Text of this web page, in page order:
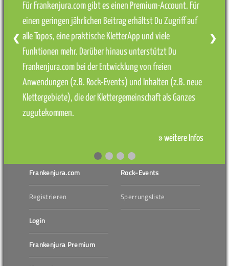
Für Frankenjura.com gibt es einen Premium-Account. Für
einen geringen jährlichen Beitrag erhältst Du Zugriff auf
alle Topos, eine praktische KletterApp und viele
Funktionen mehr. Darüber hinaus unterstützt Du
Frankenjura.com bei der Entwicklung von freien
Anwendungen (z.B. Rock-Events) und Inhalten (z.B. neue
Klettergebiete), die der Klettergemeinschaft als Ganzes
zugutekommen.
» weitere Infos
❮ ❯
Frankenjura.com
Registrieren
Login
Frankenjura Premium
Rock-Events
Sperrungsliste